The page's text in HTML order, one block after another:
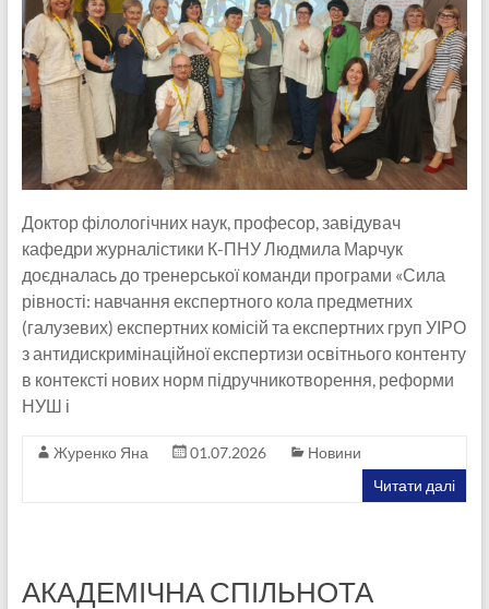
Доктор філологічних наук, професор, завідувач
кафедри журналістики К-ПНУ Людмила Марчук
доєдналась до тренерської команди програми «Сила
рівності: навчання експертного кола предметних
(галузевих) експертних комісій та експертних груп УІРО
з антидискримінаційної експертизи освітнього контенту
в контексті нових норм підручникотворення, реформи
НУШ і
Журенко Яна 01.07.2026
Новини
Читати далі
АКАДЕМІЧНА СПІЛЬНОТА